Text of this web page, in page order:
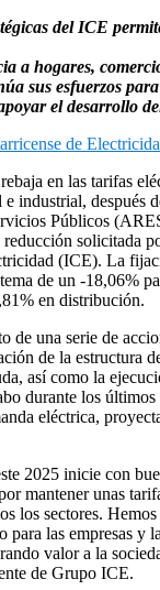
del ICE
a hogares,
sus esfuerzos
el desarrollo
de
en las tarifas
industrial, después
Públicos
solicitada
(ICE). La
de un -18,06%
en distribución.
de una serie de
de la estructura
así como la
durante los
eléctrica,
2025 inicie con
mantener unas
los sectores.
para las empresas y
valor a la
de Grupo ICE.